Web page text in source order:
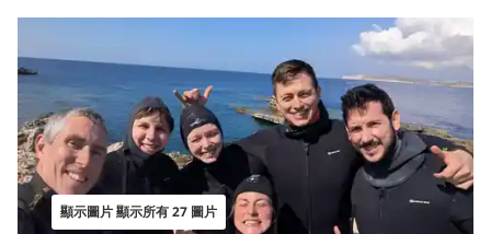
顯示圖片 顯示所有 27 圖片